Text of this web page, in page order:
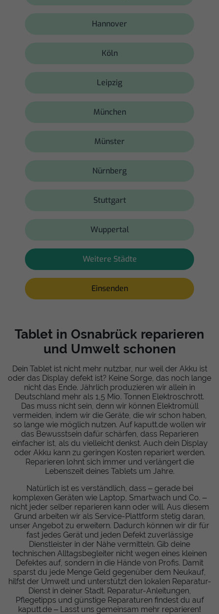
Hannover
Köln
Leipzig
München
Münster
Nürnberg
Stuttgart
Wuppertal
Weitere Städte
Einsenden
Tablet in Osnabrück reparieren
und Umwelt schonen
Dein Tablet ist nicht mehr nutzbar, nur weil der Akku ist
oder das Display defekt ist? Keine Sorge, das noch lange
nicht das Ende. Jährlich produzieren wir allein in
Deutschland mehr als 1,5 Mio. Tonnen Elektroschrott.
Das muss nicht sein, denn wir können Elektromüll
vermeiden, indem wir die Geräte, die wir schon haben,
so lange wie möglich nutzen. Auf kaputt.de wollen wir
das Bewusstsein dafür schärfen, dass Reparieren
einfacher ist, als du vielleicht denkst. Auch dein Display
oder Akku kann zu geringen Kosten repariert werden.
Reparieren lohnt sich immer und verlängert die
Lebenszeit deines Tablets um Jahre.
Natürlich ist es verständlich, dass – gerade bei
komplexen Geräten wie Laptop, Smartwach und Co. –
nicht jeder selber reparieren kann oder will. Aus diesem
Grund arbeiten wir als Service-Plattform stetig daran,
unser Angebot zu erweitern. Dadurch können wir dir für
fast jedes Gerät und jeden Defekt zuverlässige
Dienstleister in der Nähe vermitteln. Gib deine
technischen Alltagsbegleiter nicht wegen eines kleinen
Defektes auf, sondern in die Hände von Profis. Damit
sparst du jede Menge Geld gegenüber dem Neukauf,
hilfst der Umwelt und unterstützt den lokalen Reparatur-
Dienst in deiner Stadt. Reparatur-Anleitungen,
Pflegetipps und günstige Reparaturen findest du auf
kaputt.de – Lasst uns gemeinsam mehr reparieren!